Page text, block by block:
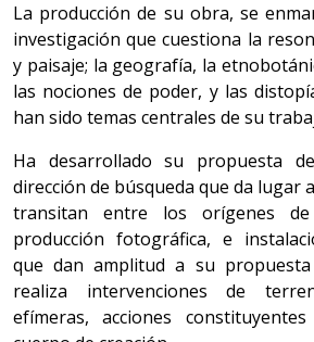
La producción de su obra, se
investigación que cuestiona la
y paisaje; la geografía, la
las nociones de poder, y las
han sido temas centrales de su
Ha desarrollado su propuesta
dirección de búsqueda que da lugar
transitan entre los orígenes
producción fotográfica, e
que dan amplitud a su propuesta
realiza intervenciones de
efímeras, acciones